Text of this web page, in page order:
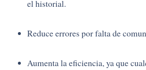
el historial.
Reduce errores por falta de
Aumenta la eficiencia, ya que